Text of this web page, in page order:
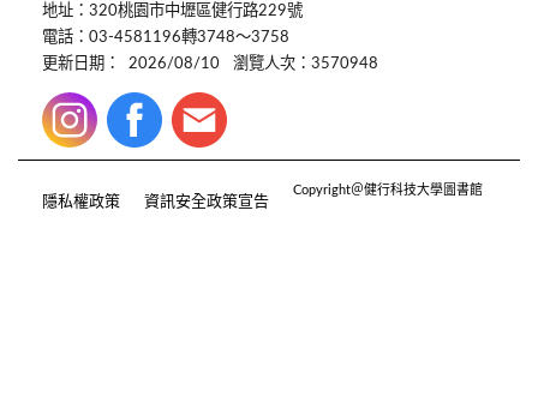
地址：320桃園市中壢區健行路229號
電話：03-4581196轉3748～3758
更新日期：
2026/08/10 瀏覽人次：3570948
隱私權政策 資訊安全政策宣告
Copyright＠健行科技大學圖書館